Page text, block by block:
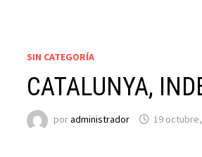
SIN CATEGORÍA
CATALUNYA,
poradministrador 19